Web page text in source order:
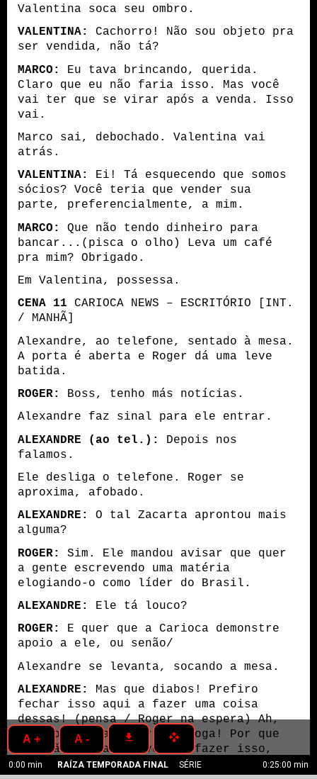
0:00 min RAÍZA TEMPORADA FINAL SÉRIE 0:25:00 min
A + A - get_app open_with
Valentina soca seu ombro.
VALENTINA:
Cachorro! Não sou objeto pra
ser vendida, não tá?
MARCO:
Eu tava brincando, querida.
Claro que eu não faria isso. Mas você
vai ter que se virar após a venda. Isso
vai.
Marco sai, debochado. Valentina vai
atrás.
VALENTINA:
Ei! Tá esquecendo que somos
sócios? Você teria que vender sua
parte, preferencialmente, a mim.
MARCO:
Que não tendo dinheiro para
bancar...(pisca o olho) Leva um café
pra mim? Obrigado.
Em Valentina, possessa.
CENA 11 CARIOCA NEWS – ESCRITÓRIO [INT.
/ MANHÃ]
Alexandre, ao telefone, sentado à mesa.
A porta é aberta e Roger dá uma leve
batida.
ROGER:
Boss, tenho más notícias.
Alexandre faz sinal para ele entrar.
ALEXANDRE (ao tel.):
Depois nos
falamos.
Ele desliga o telefone. Roger se
aproxima, afobado.
ALEXANDRE: O tal Zacarta aprontou mais
alguma?
ROGER:
Sim. Ele mandou avisar que quer
a gente escrevendo uma matéria
elogiando-o como líder do Brasil.
ALEXANDRE:
Ele tá louco?
ROGER:
E quer que a Carioca demonstre
apoio a ele, ou senão/
Alexandre se levanta, socando a mesa.
ALEXANDRE:
Mas que diabos! Prefiro
fechar isso aqui a fazer uma coisa
dessas! (pensa / Roger na espera) Ah,
faz logo essa matéria. Droga! Por que
ele não manda a Novo Dia fazer isso,
por quê?